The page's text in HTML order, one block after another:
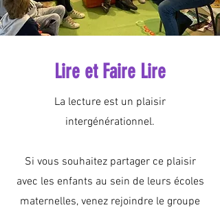
Lire et Faire Lire
La lecture est un plaisir
intergénérationnel.
Si vous souhaitez partager ce plaisir
avec les enfants au sein de leurs écoles
maternelles, venez rejoindre le groupe